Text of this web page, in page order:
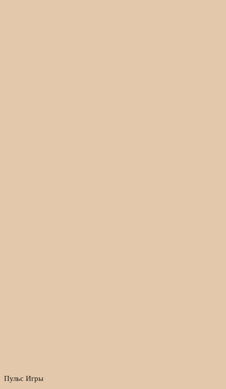
Пульс Игры